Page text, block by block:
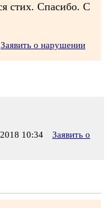
стих. Спасибо. С
Заявить о нарушении
10:34
Заявить о